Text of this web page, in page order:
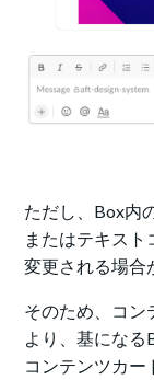
ただし、 Box内
またはテキスト
変更される場合
そのため、コン
より、基になる
コンテンツカー